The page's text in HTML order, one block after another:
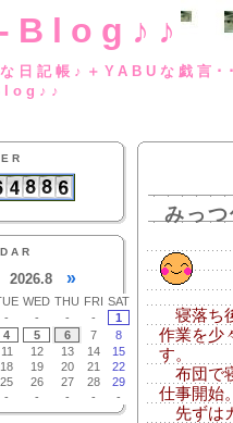
Blog♪♪
な日記帳♪
2026.8 »
WED THU FRI SAT
- - - -
1
4 5 6 7
8
11 12 13 14
15
18 19 20 21
22
25 26 27 28
29
- - - - -
みっ
寝落ち
作業を少
す。
布団で
仕事開始
先ずは